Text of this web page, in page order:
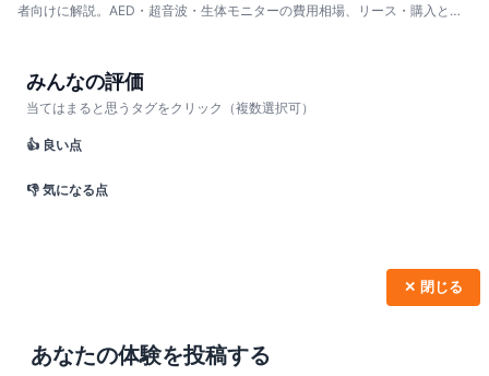
者向けに解説。AED・超音波・生体モニターの費用相場、リース・購入との
みんなの評価
当てはまると思うタグをクリック（複数選択可）
👍 良い点
👎 気になる点
✕ 閉じる
あなたの体験を投稿する